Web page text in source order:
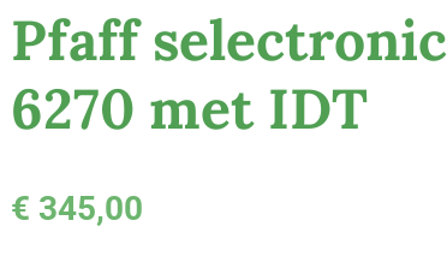
Pfaff selectronic
6270 met IDT
€ 345,00